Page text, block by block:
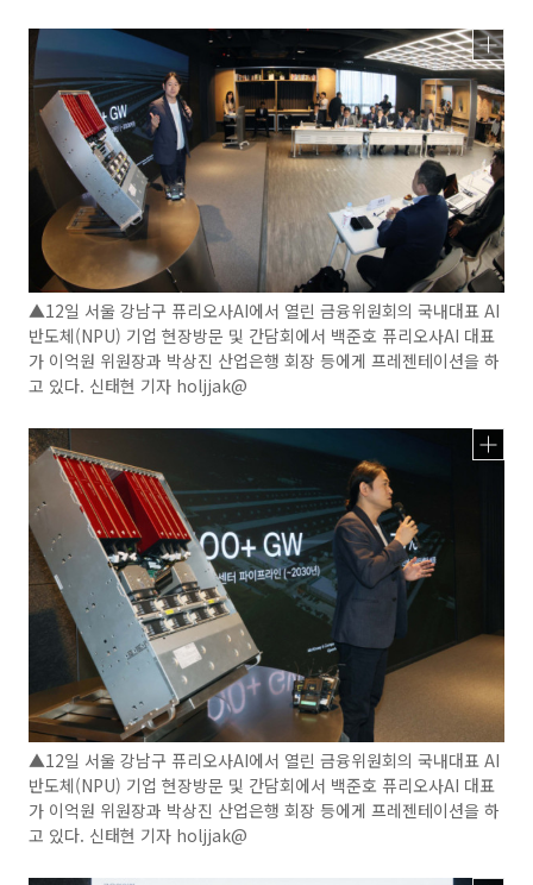
▲12일 서울 강남구 퓨리오사AI에서 열린 금융위원회의 국내대표 AI
반도체(NPU) 기업 현장방문 및 간담회에서 백준호 퓨리오사AI 대표
가 이억원 위원장과 박상진 산업은행 회장 등에게 프레젠테이션을 하
고 있다. 신태현 기자 holjjak@
▲12일 서울 강남구 퓨리오사AI에서 열린 금융위원회의 국내대표 AI
반도체(NPU) 기업 현장방문 및 간담회에서 백준호 퓨리오사AI 대표
가 이억원 위원장과 박상진 산업은행 회장 등에게 프레젠테이션을 하
고 있다. 신태현 기자 holjjak@